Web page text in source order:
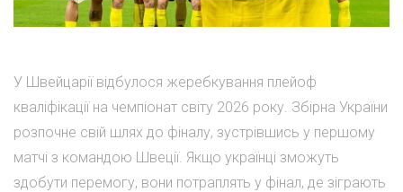
У Швейцарії відбулося жеребкування плейоф
кваліфікації на чемпіонат світу 2026 року. Збірна України
розпочне свій шлях до фіналу, зустрівшись у першому
матчі з командою Швеції. Якщо українці зможуть
здобути перемогу, вони потраплять у фінал, де зіграють